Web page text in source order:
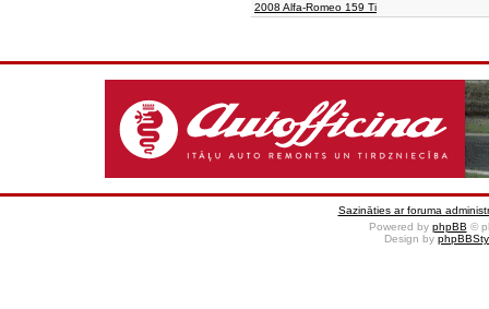
2008 Alfa-Romeo 159 Ti
Sazināties ar foruma
Powered by phpBB ©
Design by